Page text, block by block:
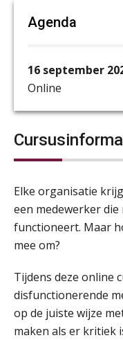
Agenda
16 september
Online
Elke organisatie
een medewerker
functioneert. Maar
mee om?
Tijdens deze online
disfunctionerende
op de juiste wijze
maken als er kritiek